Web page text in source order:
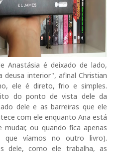
Anastásia é deixado de lado,
deusa interior", afinal Christian
ele é direto, frio e simples.
do ponto de vista dele da
dele e as barreiras que ele
com ele enquanto Ana está
mudar, ou quando fica apenas
que víamos no outro livro).
dele, como ele trabalha, as